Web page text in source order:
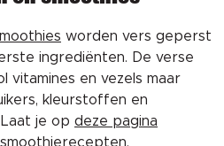
worden vers geperst
ingrediënten. De verse
vitamines en vezels maar
kleurstoffen en
Laat je op deze pagina